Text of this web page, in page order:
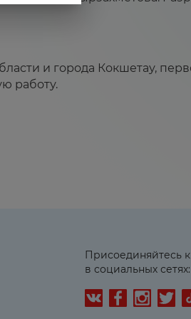
и города Кокшетау,
работу.
Присоединяйтесь
в социальных сетях: